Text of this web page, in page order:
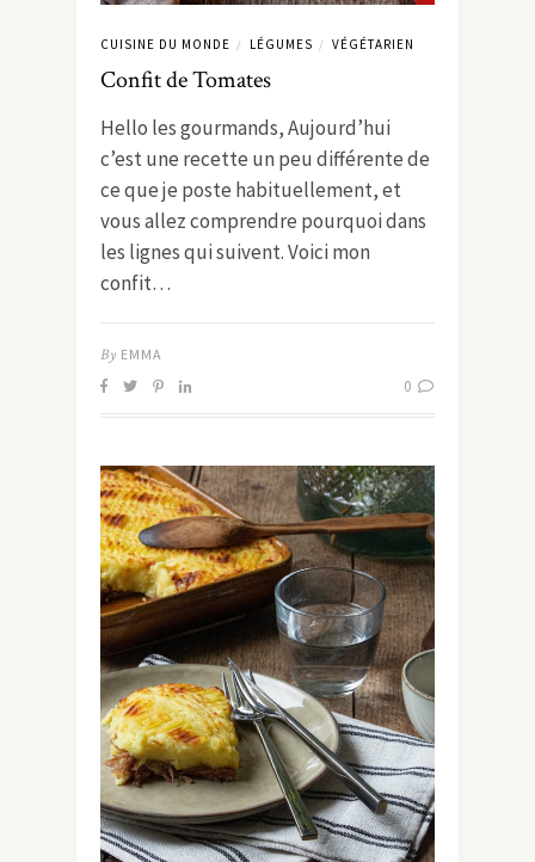
CUISINE DU MONDE / LÉGUMES / VÉGÉTARIEN
Confit de Tomates
Hello les gourmands, Aujourd’hui
c’est une recette un peu différente de
ce que je poste habituellement, et
vous allez comprendre pourquoi dans
les lignes qui suivent. Voici mon
confit…
By EMMA
0